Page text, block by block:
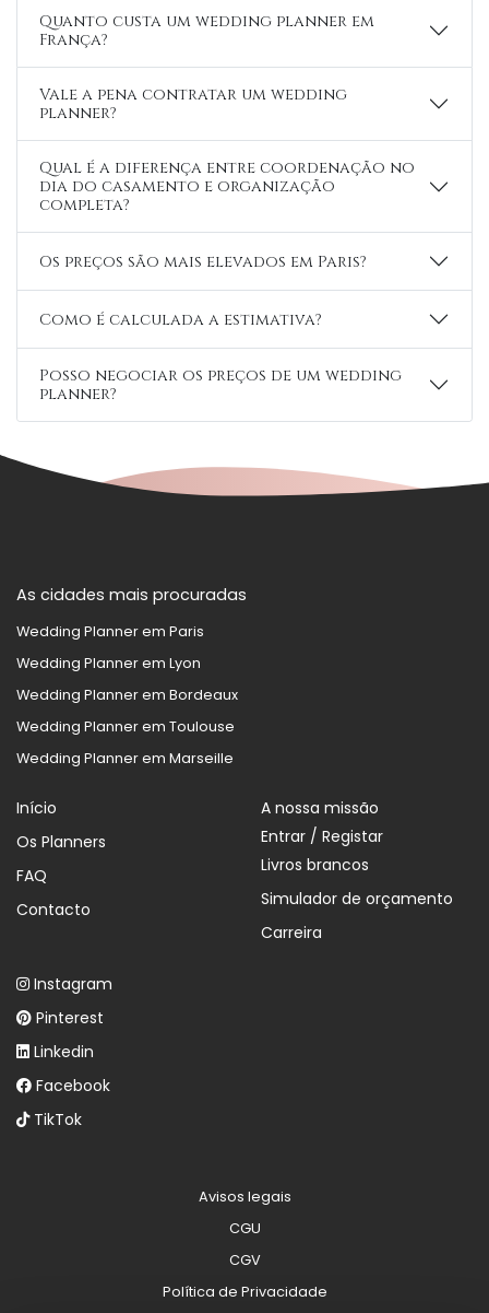
Quanto custa um wedding planner em
França?
Vale a pena contratar um wedding
planner?
Qual é a diferença entre coordenação no
dia do casamento e organização
completa?
Os preços são mais elevados em Paris?
Como é calculada a estimativa?
Posso negociar os preços de um wedding
planner?
As cidades mais procuradas
Wedding Planner em Paris
Wedding Planner em Lyon
Wedding Planner em Bordeaux
Wedding Planner em Toulouse
Wedding Planner em Marseille
Início
Os Planners
FAQ
Contacto
A nossa missão
Entrar / Registar
Livros brancos
Simulador de orçamento
Carreira
Instagram
Pinterest
Linkedin
Facebook
TikTok
Avisos legais
CGU
CGV
Política de Privacidade